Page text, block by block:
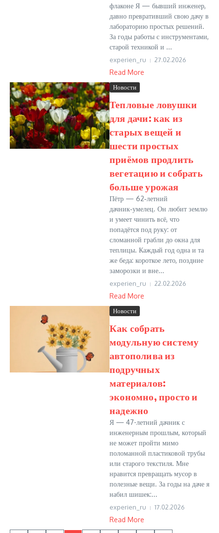
флаконе Я — бывший инженер,
давно превративший свою дачу в
лабораторию простых решений.
За годы работы с инструментами,
старой техникой и ...
experien_ru 27.02.2026
Read More
Новости
Тепловые ловушки
для дачи: как из
старых вещей и
шести простых
приёмов продлить
вегетацию и собрать
больше урожая
Пётр — 62‑летний
дачник‑умелец. Он любит землю
и умеет чинить всё, что
попадётся под руку: от
сломанной грабли до окна для
теплицы. Каждый год одна и та
же беда: короткое лето, поздние
заморозки и вне...
experien_ru 22.02.2026
Read More
Новости
Как собрать
модульную систему
автополива из
подручных
материалов:
экономно, просто и
надежно
Я — 47-летний дачник с
инженерным прошлым, который
не может пройти мимо
поломанной пластиковой трубы
или старого текстиля. Мне
нравится превращать мусор в
полезные вещи. За годы на даче я
набил шишек:...
experien_ru 17.02.2026
Read More